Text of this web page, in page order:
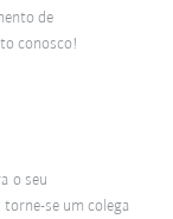
de
conosco!
o seu
se um colega